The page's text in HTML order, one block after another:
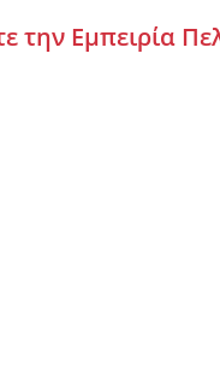
την Εμπειρία